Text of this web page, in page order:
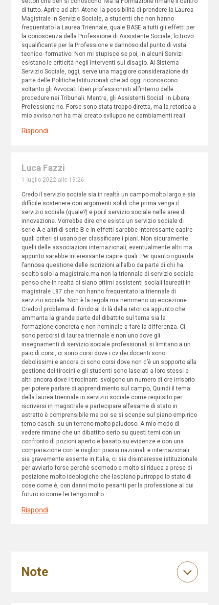
di tutto. Aprire ad altri Atenei la possibilità di prendere la Laurea
Magistrale in Servizio Sociale, a studenti che non hanno
frequentato la Laurea Triennale, quale BASE a tutti gli effetti per
la conoscenza della Professione di Assistente Sociale, lo trovo
squalificante per la Professione e dannoso dal punto di vista
tecnico- formativo. Non mi stupisce se poi, in alcuni Servizi
esistano le criticità negli interventi sul disagio. Al Sistema
Servizio Sociale, oggi, serve una maggiore considerazione da
parte delle Politiche Istituzionali che ad oggi riconoscono
soltanto gli Avvocati liberi professionisti all’interno delle
procedure nei Tribunali. Mentre, gli Assistenti Sociali in Libera
Professione no. Forse sono stata troppo diretta, ma la retorica a
mio avviso non ha mai creato sviluppo ne cambiamenti reali.
Rispondi
Luca Fazzi
1 luglio 2022 alle 19:26
Credo il servizio sociale sia in realtà un campo molto largo e sia
difficile sostenere con argomenti solidi che prima venga il
servizio sociale (quale?) e poi il servizio sociale nelle aree di
innovazione. Vorrebbe dire che esiste un servizio sociale di
serie A e altri di serie B e in effetti sarebbe interessante capire
quali criteri si usano per classificare i piani. Non sicuramente
quelli delle associazioni internazionali, eventualmente altri ma
appunto sarebbe interessante capire quali. Per quanto riguarda
l’annosa questione delle iscrizioni all’albo da parte di chi ha
scelto solo la magistrale.ma non la triennale di servizio sociale
penso che in realtà ci siano ottimi assistenti sociali laureati in
magistrale L87 che non hanno frequentato la triennale di
servizio sociale. Non è la regola ma nemmeno un eccezione.
Credo il problema di fondo al di là della retorica appunto che
ammanta la grande parte del dibattito sul tema sia la
formazione concreta e non nominale a fare la differenza. Ci
sono percorsi di laurea triennale e non uno dove gli
insegnamenti di servizio sociale professionali si limitano a un
paio di corsi, ci sono corsi dove i cv dei docenti sono
debolissimi e ancora ci sono corsi dove non c’è un sopporto alla
gestione dei tirocini e gli studenti sono lasciati a loro stessi e
altri ancora dove i tirocinanti svolgono un numero di ore irrisorio
per potere parlare di apprendimento sul campo, Quindi il tema
della laurea triennale in servizio sociale come requisito per
iscriversi in magistrale e partecipare all’esame di stato in
astratto è comprensibile ma poi se si scende sul piano empirico
temo caschi su un terreno molto paludoso. A mio modo di
vedere rimane che un dibattito serio su questi temi con un
confronto di pozioni aperto e basato su evidenze e con una
comparazione con le migliori prassi nazionali e internazionali
sia gravemente assente in Italia, ci sia disinteresse istituzionale
per avviarlo forse perchè scomodo e molto si riduca a prese di
posizione molto ideologiche che lasciano purtroppo lo stato di
cose come è, con danni molto pesanti per la professione al cui
futuro io come lei tengo molto.
Rispondi
Note